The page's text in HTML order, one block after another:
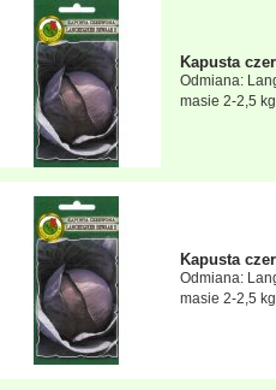
Kapusta
Odmiana:
masie 2-2,5
Kapusta
Odmiana:
masie 2-2,5